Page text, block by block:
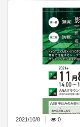
2021/10/8 0